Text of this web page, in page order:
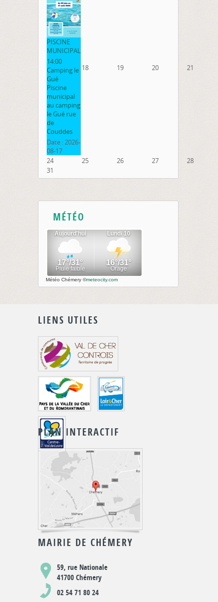
PISCINE
MUNICIPAL
14:00
Camping le
Gué
Piscine
municipal
au camping
le Gué rue
de
Couddes
Date :2026-
08-17
18 19 20 21
24 25 26 27
28
31
MÉTÉO
Météo Chémery ©meteocity.com
LIENS UTILES
PLAN INTERACTIF
MAIRIE DE CHÉMERY
59, rue Nationale
41700 Chémery
02 54 71 80 24